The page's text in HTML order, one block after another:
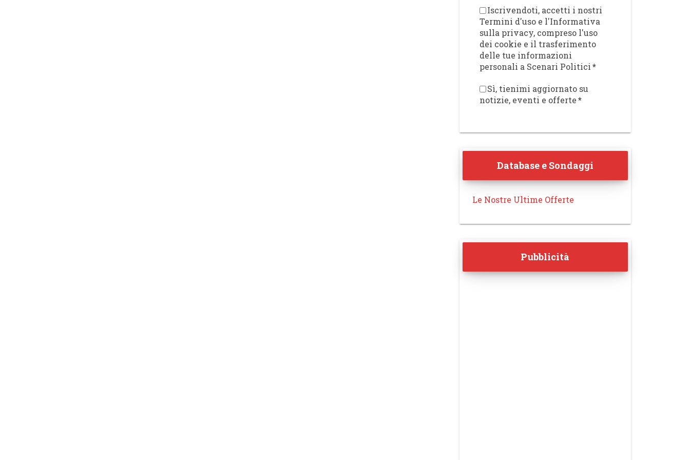
Iscrivendoti, accetti i nostri
Termini d'uso e l'Informativa
sulla privacy, compreso l'uso
dei cookie e il trasferimento
delle tue informazioni
personali a Scenari Politici*
Sì, tienimi aggiornato su
notizie, eventi e offerte*
Database e Sondaggi
Le Nostre Ultime Offerte
Pubblicità